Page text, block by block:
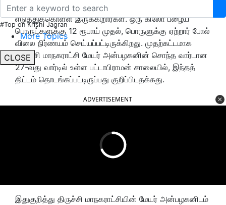
#Top on Krishi Jagran
More Topics
CLOSE
நிர்ணயிக்கப்பட்டுள்ள பணத்தைக் கொடுத்து
எடுத்துக்கொள்ள இருக்கிறார்கள். ஒரு கிலோ பழைய
பொருட்களுக்கு 12 ரூபாய் முதல், பொருளுக்கு ஏற்றார் போல்
விலை நிர்ணயம் செய்யப்பட்டிருக்கிறது. முதற்கட்டமாக
திருச்சி மாநகராட்சி மேயர் அன்பழகனின் சொந்த வார்டான
27-வது வார்டில் உள்ள பட்டாபிராமன் சாலையில், இந்தத்
திட்டம் தொடங்கப்பட்டிருப்பது குறிப்பிடதக்கது.
ADVERTISEMENT
இதுகுறித்து திருச்சி மாநகராட்சியின் மேயர் அன்பழகனிடம்